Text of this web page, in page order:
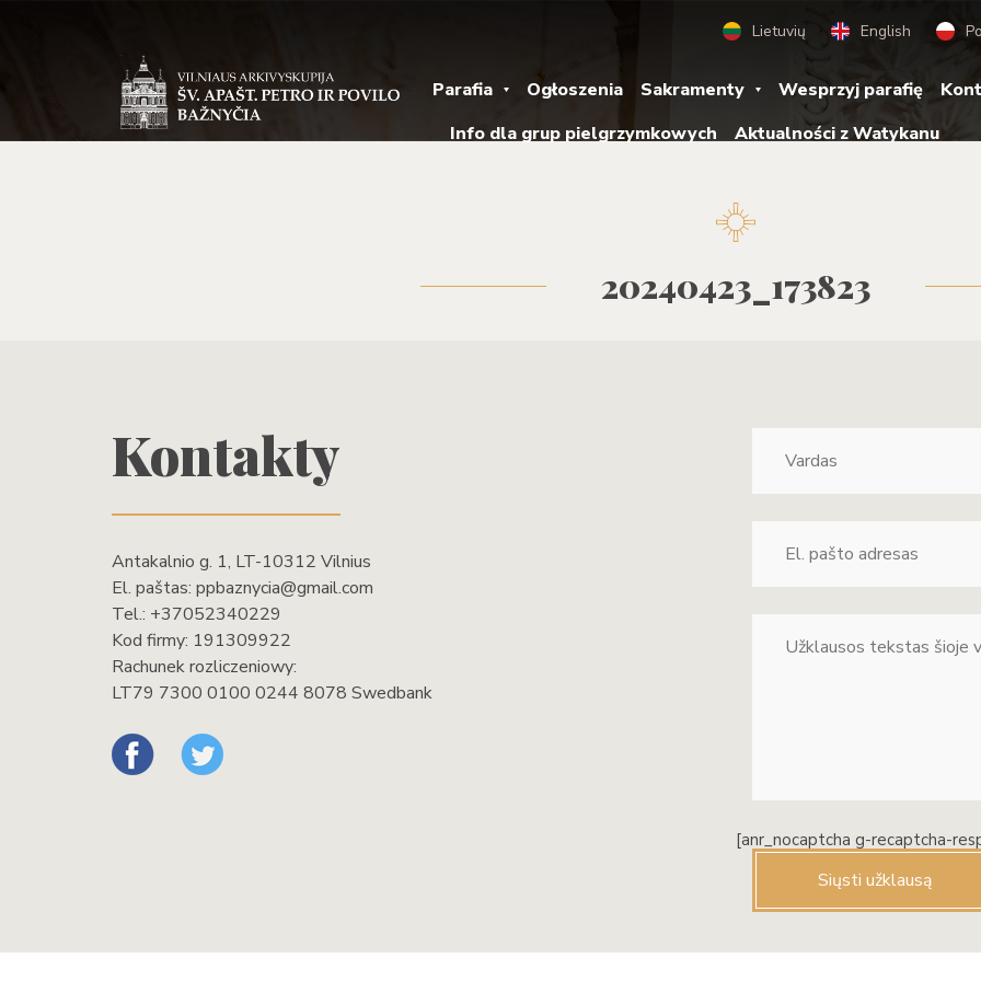
Lietuvių English
Parafia Ogłoszenia Sakramenty Wesprzyj parafię
Info dla grup pielgrzymkowych
Aktualności z Watykanu
20240423_173823
Kontakty
Antakalnio g. 1, LT-10312 Vilnius
El. paštas: ppbaznycia@gmail.com
Tel.: +37052340229
Kod firmy: 191309922
Rachunek rozliczeniowy:
LT79 7300 0100 0244 8078 Swedbank
[anr_nocaptcha g-recaptcha-